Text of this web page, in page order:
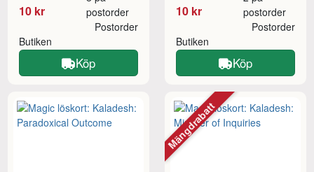
10 kr
postorder
Butiken
Postorder
Köp
10 kr
postorder
Butiken
Postorder
Köp
Mängdrabatt